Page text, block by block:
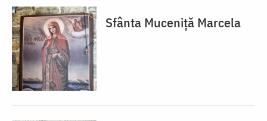
Sfânta Muceniță Marcela